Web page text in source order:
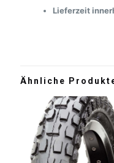
Lieferzeit
Ähnliche